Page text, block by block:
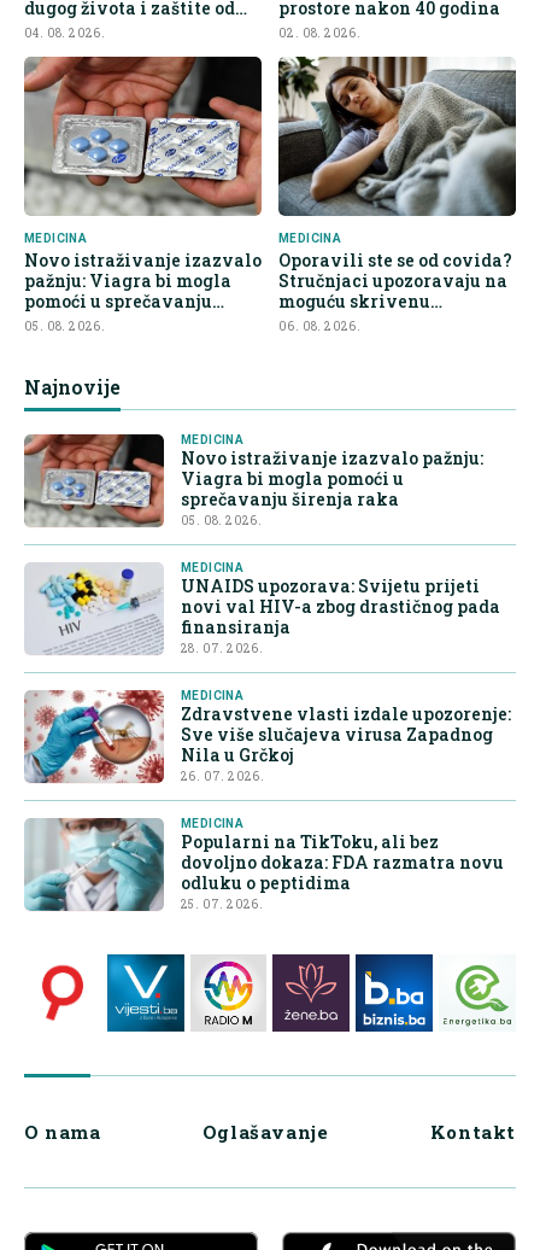
dugog života i zaštite od
raka
04. 08. 2026.
prostore nakon 40 godina
02. 08. 2026.
MEDICINA
Novo istraživanje izazvalo
pažnju: Viagra bi mogla
pomoći u sprečavanju
širenja raka
05. 08. 2026.
MEDICINA
Oporavili ste se od covida?
Stručnjaci upozoravaju na
moguću skrivenu
posljedicu
06. 08. 2026.
Najnovije
MEDICINA
Novo istraživanje izazvalo pažnju:
Viagra bi mogla pomoći u
sprečavanju širenja raka
05. 08. 2026.
MEDICINA
UNAIDS upozorava: Svijetu prijeti
novi val HIV-a zbog drastičnog pada
finansiranja
28. 07. 2026.
MEDICINA
Zdravstvene vlasti izdale upozorenje:
Sve više slučajeva virusa Zapadnog
Nila u Grčkoj
26. 07. 2026.
MEDICINA
Popularni na TikToku, ali bez
dovoljno dokaza: FDA razmatra novu
odluku o peptidima
25. 07. 2026.
O nama Oglašavanje Kontakt